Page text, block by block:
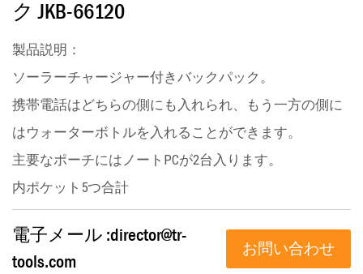
ク JKB-66120
製品説明：
ソーラーチャージャー付きバックパック。
携帯電話はどちらの側にも入れられ、もう一方の側に
はウォーターボトルを入れることができます。
主要なポーチにはノートPCが2台入ります。
内ポケット5つ合計
電子メール :director@tr-
tools.com
お問い合わせ